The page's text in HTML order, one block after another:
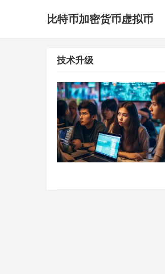
比特币加密货币虚拟币
技术升级